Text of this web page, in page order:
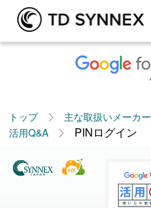
トップ 主な取扱いメーカー
活用Q&A
PINログイン